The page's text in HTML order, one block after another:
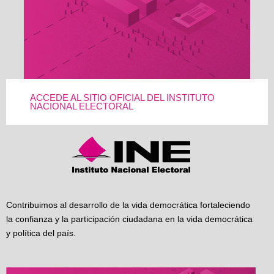
ACCEDE AL SITIO OFICIAL DEL INSTITUTO
NACIONAL ELECTORAL
Contribuimos al desarrollo de la vida democrática fortaleciendo
la confianza y la participación ciudadana en la vida democrática
y política del país.